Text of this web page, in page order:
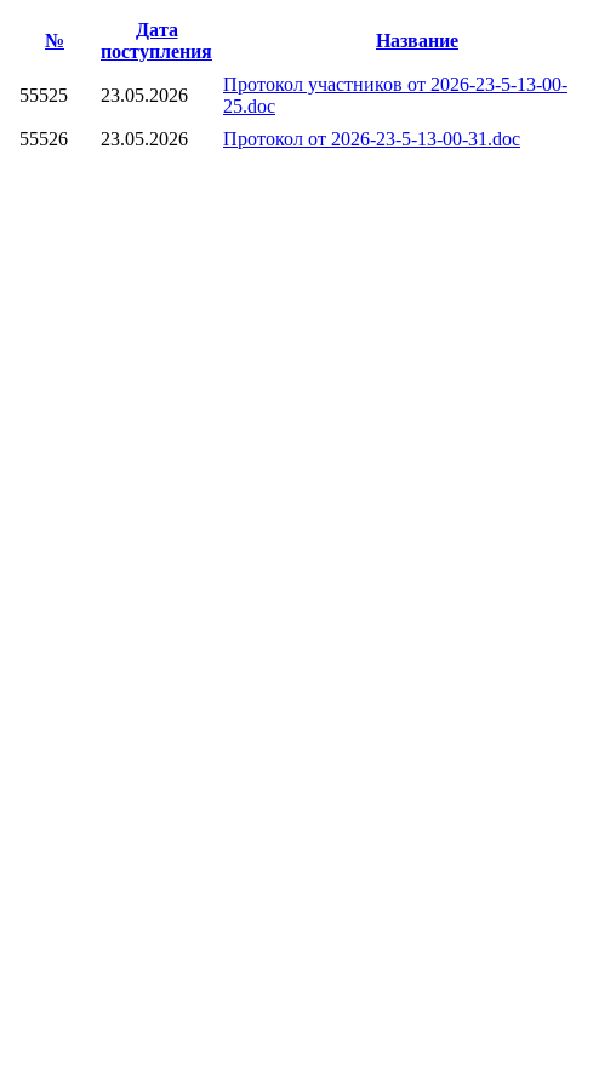
№
Дата
поступления
Название
55525 23.05.2026
Протокол участников от 2026-23-5-13-00-
25.doc
55526 23.05.2026 Протокол от 2026-23-5-13-00-31.doc